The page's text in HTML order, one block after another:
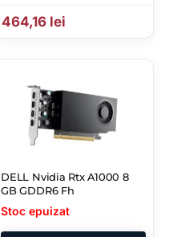
464,16 lei
DELL Nvidia Rtx A1000 8
GB GDDR6 Fh
Stoc epuizat